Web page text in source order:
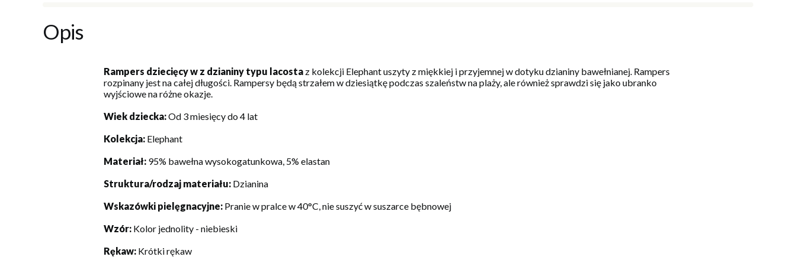
Opis
Rampers dziecięcy w z dzianiny typu lacosta z kolekcji Elephant uszyty z miękkiej i przyjemnej w dotyku dzianiny bawełnianej. Rampers
rozpinany jest na całej długości. Rampersy będą strzałem w dziesiątkę podczas szaleństw na plaży, ale również sprawdzi się jako ubranko
wyjściowe na różne okazje.
Wiek dziecka:Od 3 miesięcy do 4 lat
Kolekcja: Elephant
Materiał: 95% bawełna wysokogatunkowa, 5% elastan
Struktura/rodzaj materiału: Dzianina
Wskazówki pielęgnacyjne: Pranie w pralce w 40°C, nie suszyć w suszarce bębnowej
Wzór: Kolor jednolity - niebieski
Rękaw: Krótki rękaw